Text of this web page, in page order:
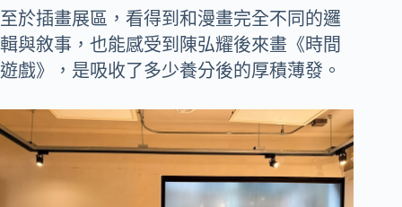
至於插畫展區，看得到和漫畫完全不同的邏
輯與敘事，也能感受到陳弘耀後來畫《時間
遊戲》，是吸收了多少養分後的厚積薄發。